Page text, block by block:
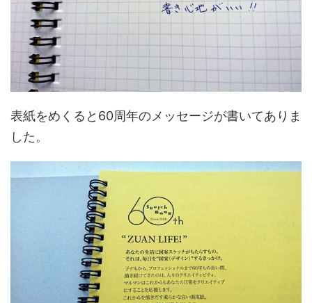
表紙をめくると60周年のメッセージが書いてありま
した。